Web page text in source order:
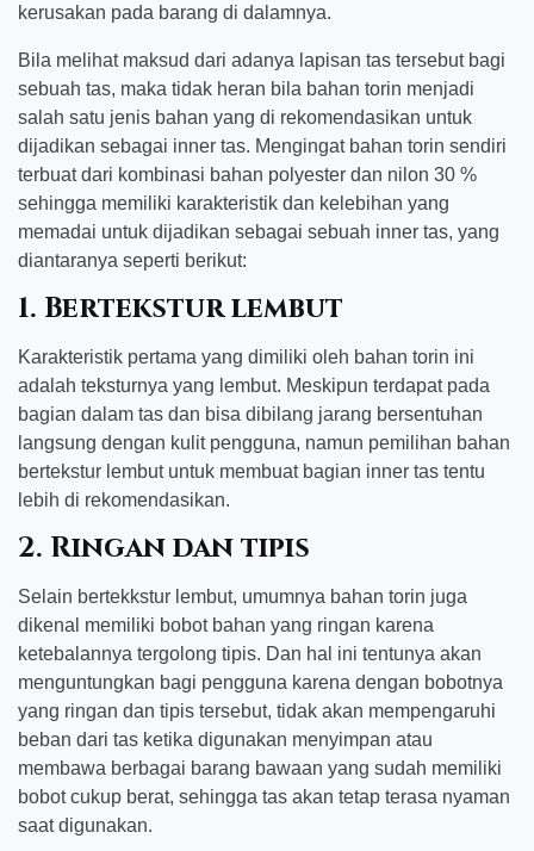
kerusakan pada barang di dalamnya.
Bila melihat maksud dari adanya lapisan tas tersebut bagi
sebuah tas, maka tidak heran bila bahan torin menjadi
salah satu jenis bahan yang di rekomendasikan untuk
dijadikan sebagai inner tas. Mengingat bahan torin sendiri
terbuat dari kombinasi bahan polyester dan nilon 30 %
sehingga memiliki karakteristik dan kelebihan yang
memadai untuk dijadikan sebagai sebuah inner tas, yang
diantaranya seperti berikut:
1. Bertekstur lembut
Karakteristik pertama yang dimiliki oleh bahan torin ini
adalah teksturnya yang lembut. Meskipun terdapat pada
bagian dalam tas dan bisa dibilang jarang bersentuhan
langsung dengan kulit pengguna, namun pemilihan bahan
bertekstur lembut untuk membuat bagian inner tas tentu
lebih di rekomendasikan.
2. Ringan dan tipis
Selain bertekkstur lembut, umumnya bahan torin juga
dikenal memiliki bobot bahan yang ringan karena
ketebalannya tergolong tipis. Dan hal ini tentunya akan
menguntungkan bagi pengguna karena dengan bobotnya
yang ringan dan tipis tersebut, tidak akan mempengaruhi
beban dari tas ketika digunakan menyimpan atau
membawa berbagai barang bawaan yang sudah memiliki
bobot cukup berat, sehingga tas akan tetap terasa nyaman
saat digunakan.